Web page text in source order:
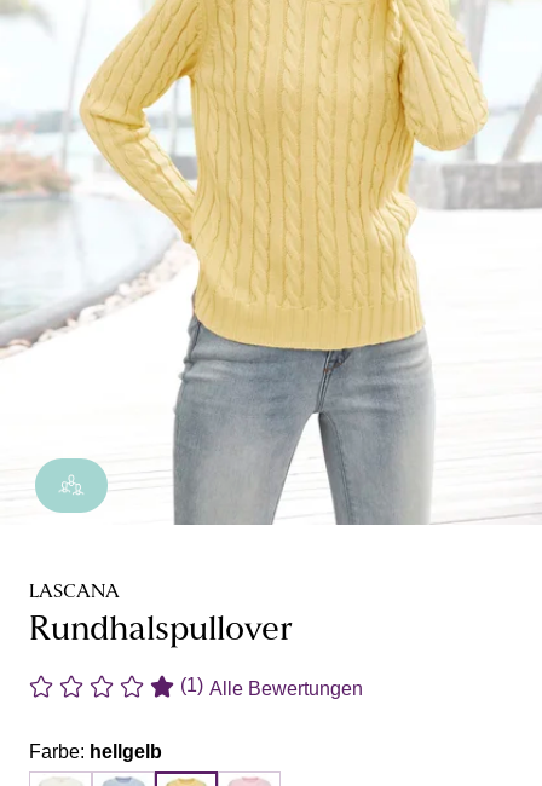
LASCANA
Rundhalspullover
(1) Alle Bewertungen
Farbe: hellgelb